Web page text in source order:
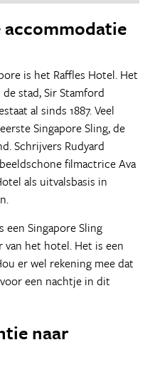
is het Raffles Hotel. Het
stad, Sir Stamford
al sinds 1887. Veel
Singapore Sling, de
Schrijvers Rudyard
filmactrice Ava
als uitvalsbasis in
Singapore Sling
het hotel. Het is een
er wel rekening mee dat
een nachtje in dit
naar